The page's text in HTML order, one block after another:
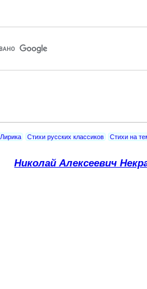
Лирика Стихи русских классиков
Стихи на
Николай Алексеевич